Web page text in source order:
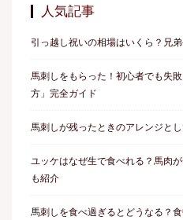
人気記事
引っ越し祝いの相場はいくら？兄
馬刺しをもらった！初心者でも失
方」完全ガイド
馬刺しが残ったときのアレンジと
ユッケはなぜ生で食べれる？馬肉
も紹介
馬刺しを食べ過ぎるとどうなる？